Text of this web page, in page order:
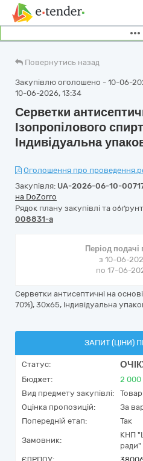
Повернутись назад
Закупівлю оголошено - 10-06-
10-06-2026, 13:34
Серветки
Ізопропілового
Індивідуальна
Оголошення про
Закупівля: UA-2026-06-10-
на DoZorro
Рядок плану закупівлі та
008831-a
Період подачі
з 10-06-
по 17-06-
Серветки антисептичні на
70%), 30х65, Індивідуальна
ЗАПИТ (ЦІНИ)
Статус:
Бюджет: 2 000
Вид предмету закупівлі:
Оцінка пропозицій:
За
Попередній етап:
Так
Замовник:
КНП
ради"